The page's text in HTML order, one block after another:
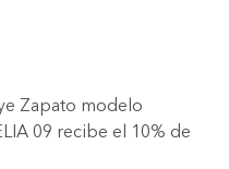
Zapato modelo
09 recibe el 10% de